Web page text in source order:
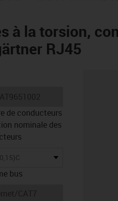
à la torsion,
RJ45
icon-lieferzeit
de conducteurs
nominale des
bus